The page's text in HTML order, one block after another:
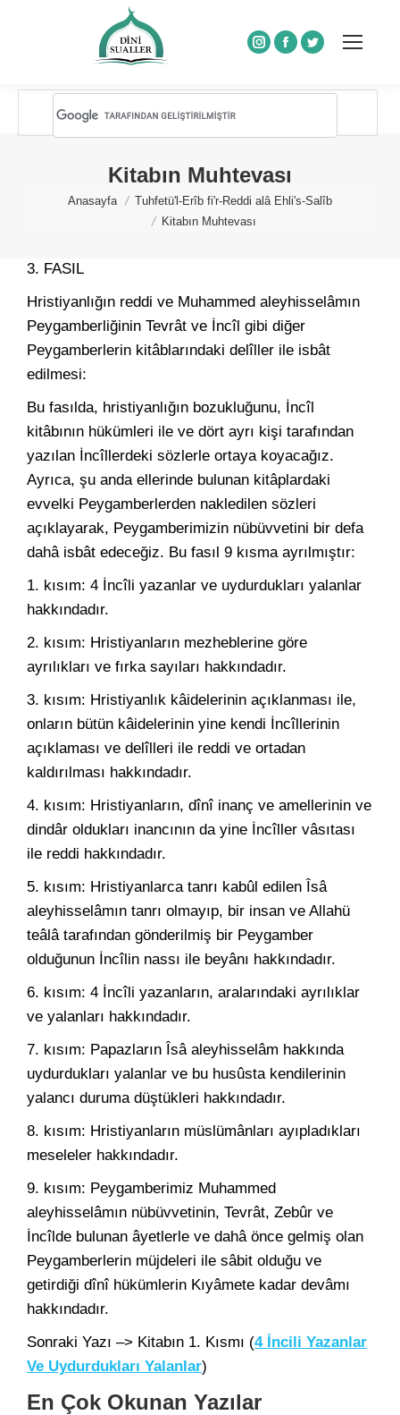
Instagram
Facebook
Twitter
Kitabın Muhtevası
You are here:
Anasayfa
Tuhfetü'l-Erîb fi'r-Reddi alâ Ehli's-Salîb
Kitabın Muhtevası
3. FASIL
Hristiyanlığın reddi ve Muhammed aleyhisselâmın
Peygamberliğinin Tevrât ve İncîl gibi diğer
Peygamberlerin kitâblarındaki delîller ile isbât
edilmesi:
Bu fasılda, hristiyanlığın bozukluğunu, İncîl
kitâbının hükümleri ile ve dört ayrı kişi tarafından
yazılan İncîllerdeki sözlerle ortaya koyacağız.
Ayrıca, şu anda ellerinde bulunan kitâplardaki
evvelki Peygamberlerden nakledilen sözleri
açıklayarak, Peygamberimizin nübüvvetini bir defa
dahâ isbât edeceğiz. Bu fasıl 9 kısma ayrılmıştır:
1. kısım: 4 İncîli yazanlar ve uydurdukları yalanlar
hakkındadır.
2. kısım: Hristiyanların mezheblerine göre
ayrılıkları ve fırka sayıları hakkındadır.
3. kısım: Hristiyanlık kâidelerinin açıklanması ile,
onların bütün kâidelerinin yine kendi İncîllerinin
açıklaması ve delîlleri ile reddi ve ortadan
kaldırılması hakkındadır.
4. kısım: Hristiyanların, dînî inanç ve amellerinin ve
dindâr oldukları inancının da yine İncîller vâsıtası
ile reddi hakkındadır.
5. kısım: Hristiyanlarca tanrı kabûl edilen Îsâ
aleyhisselâmın tanrı olmayıp, bir insan ve Allahü
teâlâ tarafından gönderilmiş bir Peygamber
olduğunun İncîlin nassı ile beyânı hakkındadır.
6. kısım: 4 İncîli yazanların, aralarındaki ayrılıklar
ve yalanları hakkındadır.
7. kısım: Papazların Îsâ aleyhisselâm hakkında
uydurdukları yalanlar ve bu husûsta kendilerinin
yalancı duruma düştükleri hakkındadır.
8. kısım: Hristiyanların müslümânları ayıpladıkları
meseleler hakkındadır.
9. kısım: Peygamberimiz Muhammed
aleyhisselâmın nübüvvetinin, Tevrât, Zebûr ve
İncîlde bulunan âyetlerle ve dahâ önce gelmiş olan
Peygamberlerin müjdeleri ile sâbit olduğu ve
getirdiği dînî hükümlerin Kıyâmete kadar devâmı
hakkındadır.
Sonraki Yazı –> Kitabın 1. Kısmı (4 İncili Yazanlar
Ve Uydurdukları Yalanlar)
En Çok Okunan Yazılar